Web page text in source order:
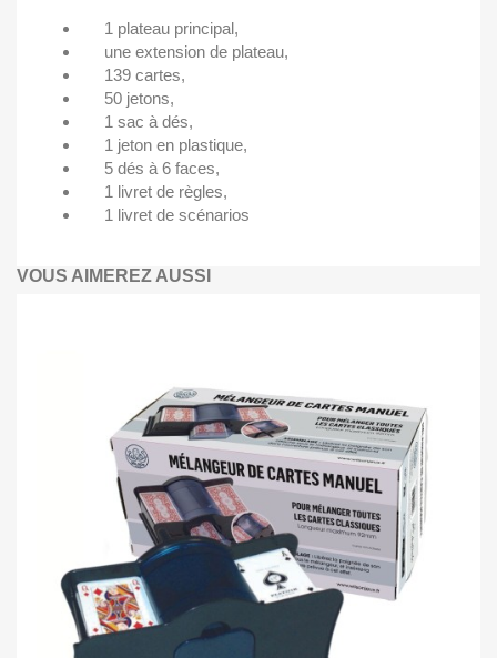
1 plateau principal,
une extension de plateau,
139 cartes,
50 jetons,
1 sac à dés,
1 jeton en plastique,
5 dés à 6 faces,
1 livret de règles,
1 livret de scénarios
VOUS AIMEREZ AUSSI